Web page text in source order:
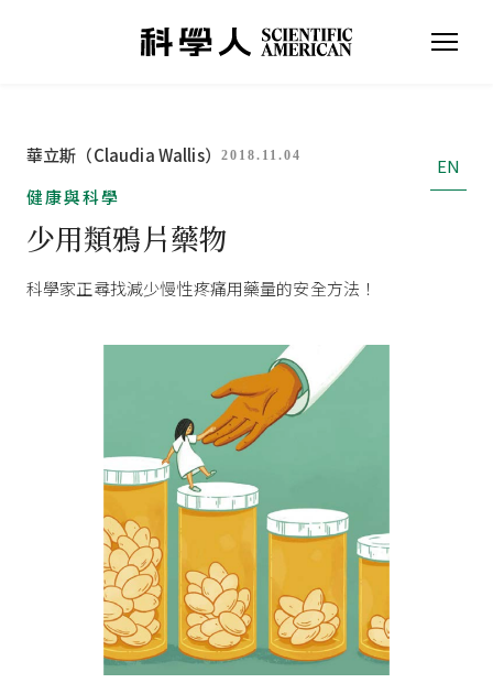
華立斯（Claudia Wallis） 2018.11.04
EN
健康與科學
少用類鴉片藥物
科學家正尋找減少慢性疼痛用藥量的安全方法！